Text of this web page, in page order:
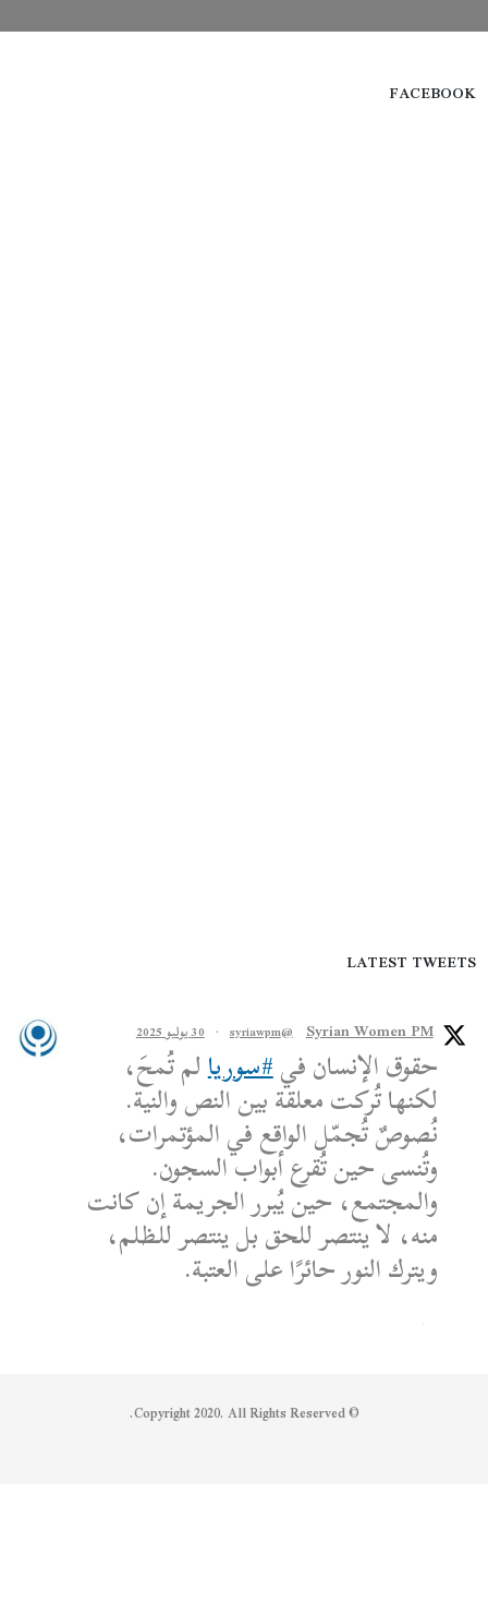
FACEBOOK
LATEST TWEETS
Syrian Women PM
@syriawpm
· 30 يوليو 2025
حقوق الإنسان في#سوريالم تُمحَ،
لكنها تُركت معلقة بين النص والنية.
نُصوصٌ تُجمّل الواقع في المؤتمرات،
وتُنسى حين تُقرع أبواب السجون.
والمجتمع، حين يُبرر الجريمة إن كانت
منه، لا ينتصر للحق بل ينتصر للظلم،
ويترك النور حائرًا على العتبة.
الكاتب: محمد الشماع
© Copyright 2020. All Rights Reserved.